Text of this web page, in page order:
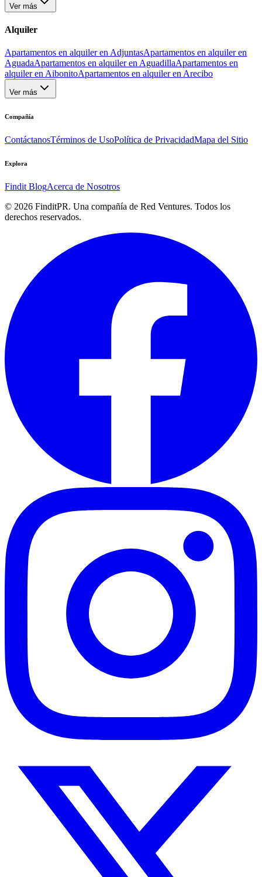
Ver más
Alquiler
Apartamentos en alquiler en AdjuntasApartamentos en alquiler en
AguadaApartamentos en alquiler en AguadillaApartamentos en
alquiler en AibonitoApartamentos en alquiler en Arecibo
Ver más
Compañía
ContáctanosTérminos de UsoPolítica de PrivacidadMapa del Sitio
Explora
Findit BlogAcerca de Nosotros
© 2026 FinditPR. Una compañía de Red Ventures. Todos los
derechos reservados.